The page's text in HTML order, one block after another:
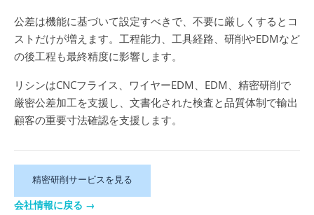
公差は機能に基づいて設定すべきで、不要に厳しくするとコ
ストだけが増えます。工程能力、工具経路、研削やEDMなど
の後工程も最終精度に影響します。
リシンはCNCフライス、ワイヤーEDM、EDM、精密研削で
厳密公差加工を支援し、文書化された検査と品質体制で輸出
顧客の重要寸法確認を支援します。
精密研削サービスを見る
会社情報に戻る →